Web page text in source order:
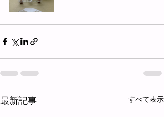
最新記事 すべて表示